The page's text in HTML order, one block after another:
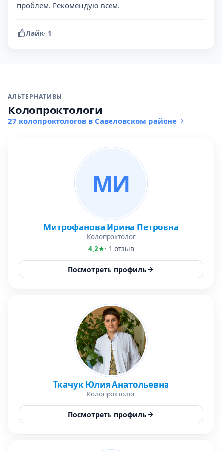
проблем. Рекомендую всем.
Лайк· 1
АЛЬТЕРНАТИВЫ
Колопроктологи
27 колопроктологов в Савеловском районе
МИ
Митрофанова Ирина Петровна
Колопроктолог
4,2
· 1 отзыв
Посмотреть профиль
Ткачук Юлия Анатольевна
Колопроктолог
Посмотреть профиль